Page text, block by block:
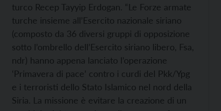
turco Recep Tayyip Erdogan. “Le Forze armate
turche insieme all’Esercito nazionale siriano
(composto da 36 diversi gruppi di opposizione
sotto l’ombrello dell’Esercito siriano libero, Fsa,
ndr) hanno appena lanciato l’operazione
‘Primavera di pace’ contro i curdi del Pkk/Ypg
e i terroristi dello Stato Islamico nel nord della
Siria. La missione è evitare la creazione di un